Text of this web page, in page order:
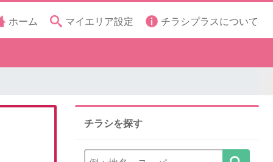
ホーム マイエリア設定 チラシプラスについて
チラシを探す